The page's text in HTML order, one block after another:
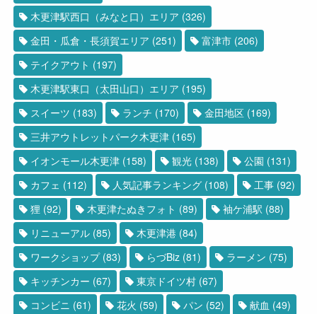
木更津駅西口（みなと口）エリア (326)
金田・瓜倉・長須賀エリア (251) 富津市 (206)
テイクアウト (197)
木更津駅東口（太田山口）エリア (195)
スイーツ (183) ランチ (170) 金田地区 (169)
三井アウトレットパーク木更津 (165)
イオンモール木更津 (158) 観光 (138) 公園 (131)
カフェ (112) 人気記事ランキング (108) 工事 (92)
狸 (92) 木更津たぬきフォト (89) 袖ケ浦駅 (88)
リニューアル (85) 木更津港 (84)
ワークショップ(83) らづBiz (81) ラーメン (75)
キッチンカー (67) 東京ドイツ村 (67)
コンビニ (61) 花火 (59) パン (52) 献血 (49)